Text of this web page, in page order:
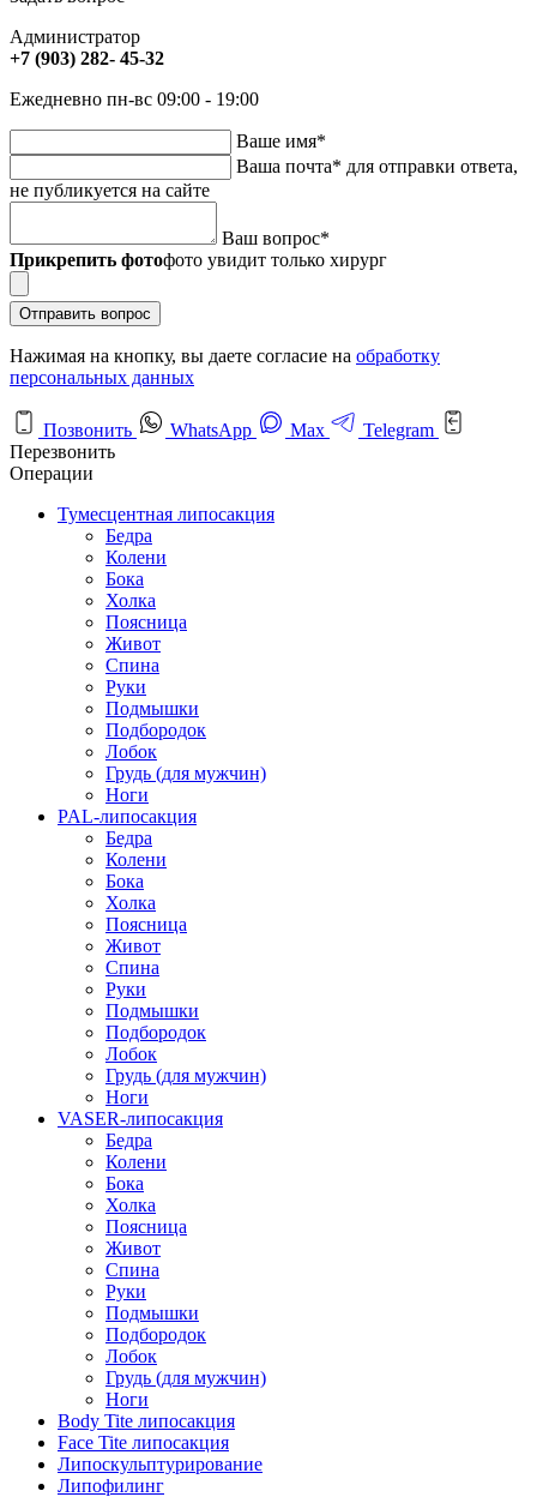
Администратор
+7 (903) 282- 45-32
Ежедневно пн-вс 09:00 - 19:00
Ваше имя*
Ваша почта* для отправки ответа,
не публикуется на сайте
Ваш вопрос*
Прикрепить фотофото увидит только хирург
Отправить вопрос
Нажимая на кнопку, вы даете согласие на обработку
персональных данных
Позвонить WhatsApp Max
Telegram
Перезвонить
Операции
Тумесцентная липосакция
Бедра
Колени
Бока
Холка
Поясница
Живот
Спина
Руки
Подмышки
Подбородок
Лобок
Грудь (для мужчин)
Ноги
PAL-липосакция
Бедра
Колени
Бока
Холка
Поясница
Живот
Спина
Руки
Подмышки
Подбородок
Лобок
Грудь (для мужчин)
Ноги
VASER-липосакция
Бедра
Колени
Бока
Холка
Поясница
Живот
Спина
Руки
Подмышки
Подбородок
Лобок
Грудь (для мужчин)
Ноги
Body Tite липосакция
Face Tite липосакция
Липоскульптурирование
Липофилинг